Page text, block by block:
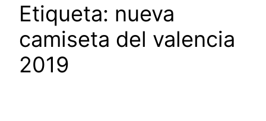
Etiqueta: nueva
camiseta del valencia
2019